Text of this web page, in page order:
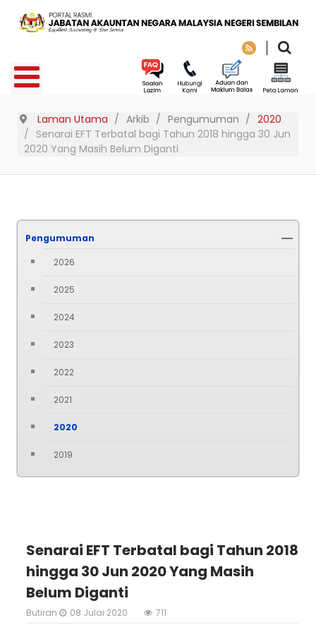
Laman Utama Arkib Pengumuman
2020
Senarai EFT Terbatal bagi Tahun 2018 hingga 30 Jun
2020 Yang Masih Belum Diganti
Pengumuman
2026
2025
2024
2023
2022
2021
2020
2019
Senarai EFT Terbatal bagi Tahun 2018
hingga 30 Jun 2020 Yang Masih
Belum Diganti
Butiran 08 Julai 2020 711